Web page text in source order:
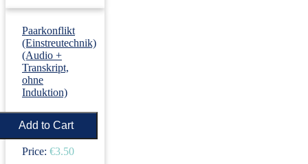
Paarkonflikt
(Einstreutechnik)
(Audio +
Transkript,
ohne
Induktion)
›Dirk
Revenstorf
Price: €3.50